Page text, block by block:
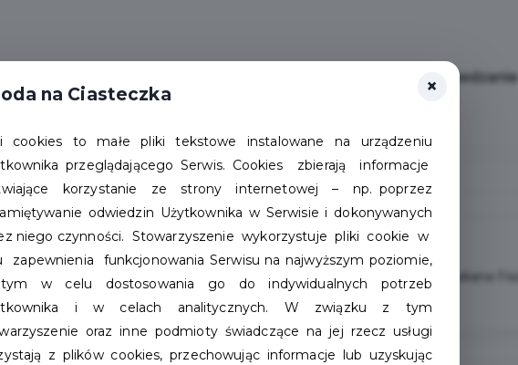
Zwiedzanie
×
na Ciasteczka
cookies to małe pliki tekstowe instalowane na urządzeniu
przeglądającego Serwis. Cookies zbierają informacje
korzystanie ze strony internetowej – np. poprzez
odwiedzin Użytkownika w Serwisie i dokonywanych
niego czynności. Stowarzyszenie wykorzystuje pliki cookie w
zapewnienia funkcjonowania Serwisu na najwyższym poziomie,
w celu dostosowania go do indywidualnych potrzeb
i w celach analitycznych. W związku z tym
oraz inne podmioty świadczące na jej rzecz usługi
z plików cookies, przechowując informacje lub uzyskując